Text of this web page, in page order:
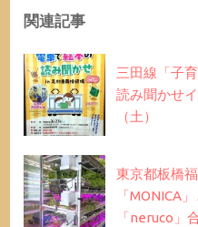
関連記事
三田線「子
読み聞かせ
（土）
東京都板橋
「MONICA
「neruco」